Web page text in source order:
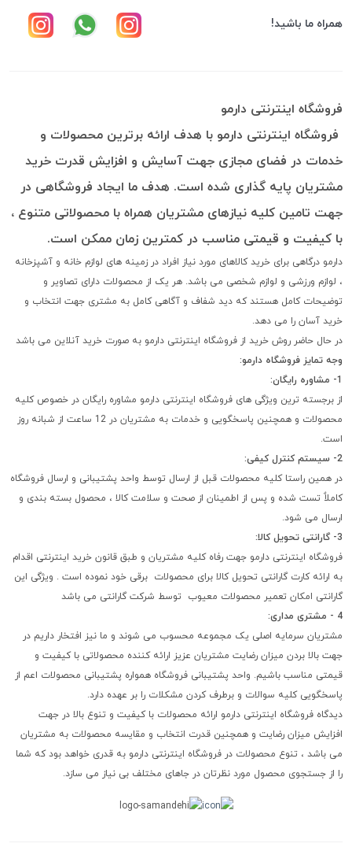
همراه ما باشید!
فروشگاه اینترنتی دارمو
فروشگاه اینترنتی دارمو با هدف ارائه برترین محصولات و
خدمات در فضای مجازی جهت آسایش و افزایش قدرت خرید
مشتریان پایه گذاری شده است. هدف ما ایجاد فروشگاهی در
جهت تامین کلیه نیازهای مشتریان همراه با محصولاتی متنوع ،
با کیفیت و قیمتی مناسب در کمترین زمان ممکن است.
دارمو درگاهی برای خرید کالاهای مورد نیاز افراد در زمینه های لوازم خانه و آشپزخانه
، لوازم ورزشی و لوازم شخصی می باشد. هر یک از محصولات دارای تصاویر و
توضیحات کامل هستند که دید شفاف و آگاهی کامل به مشتری جهت انتخاب و
خرید آسان را می دهد.
در حال حاضر روش خرید از فروشگاه اینترنتی دارمو به صورت خرید آنلاین می باشد
وجه تمایز فروشگاه دارمو:
1- مشاوره رایگان:
از برجسته ترین ویژگی های فروشگاه اینترنتی دارمو مشاوره رایگان در خصوص کلیه
محصولات و همچنین پاسخگویی و خدمات به مشتریان در 12 ساعت از شبانه روز
است.
2- سیستم کنترل کیفی:
در همین راستا کلیه محصولات قبل از ارسال توسط واحد پشتیبانی و ارسال فروشگاه
کاملاٌ تست شده و پس از اطمینان از صحت و سلامت کالا ، محصول بسته بندی و
ارسال می شود.
3- گارانتی تحویل کالا:
فروشگاه اینترنتی دارمو جهت رفاه کلیه مشتریان و طبق قانون خرید اینترنتی اقدام
به ارائه کارت گارانتی تحویل کالا برای محصولات برقی خود نموده است . ویژگی این
گارانتی امکان تعمیر محصولات معیوب توسط شرکت گارانتی می باشد
4 - مشتری مداری:
مشتریان سرمایه اصلی یک مجموعه محسوب می شوند و ما نیز افتخار داریم در
جهت بالا بردن میزان رضایت مشتریان عزیز ارائه کننده محصولاتی با کیفیت و
قیمتی مناسب باشیم. واحد پشتیبانی فروشگاه همواره پشتیبانی محصولات اعم از
پاسخگویی کلیه سوالات و برطرف کردن مشکلات را بر عهده دارد.
دیدگاه فروشگاه اینترنتی دارمو ارائه محصولات با کیفیت و تنوع بالا در جهت
افزایش میزان رضایت و همچنین قدرت انتخاب و مقایسه محصولات به مشتریان
می باشد ، تنوع محصولات در فروشگاه اینترنتی دارمو به قدری خواهد بود که شما
را از جستجوی محصول مورد نظرتان در جاهای مختلف بی نیاز می سازد.